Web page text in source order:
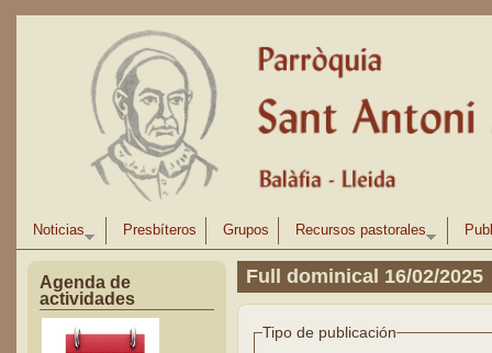
Pasar al contenido principal
Noticias Presbíteros Grupos Recursos pastorales
Agenda de
actividades
Full dominical 16/02/2025
Tipo de publicación